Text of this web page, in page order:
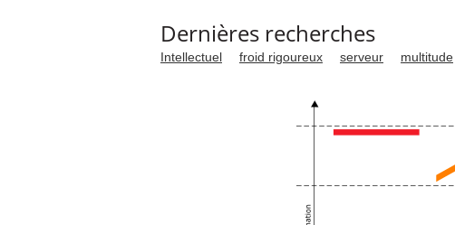
Dernières recherches
Intellectuel froid rigoureux serveur multitude